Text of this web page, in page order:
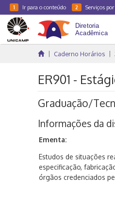
1 Ir para o conteúdo 2 Serviços
Caderno Horários
ER901 -
Graduação/
Informações da
Ementa:
Estudos de situações
especificação,
órgãos credenciados